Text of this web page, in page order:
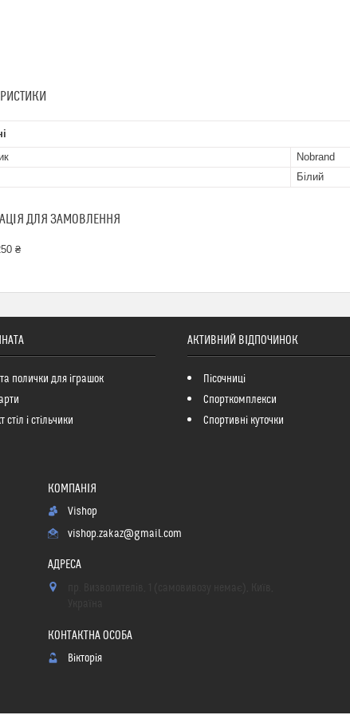
Nobrand
Білий
ДЛЯ ЗАМОВЛЕННЯ
₴
полички для іграшок
стіл і стільчики
АКТИВНИЙ ВІДПОЧИНОК
Пісочниці
Спорткомплекси
Спортивні куточки
Vishop
vishop.zakaz@gmail.com
Вікторія